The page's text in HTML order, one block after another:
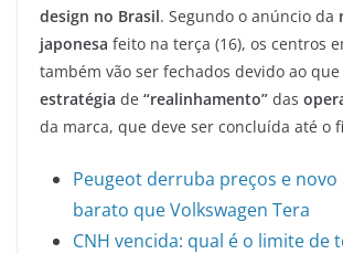
design no Brasil. Segundo o anúncio da
japonesa feito na terça (16), os centros
também vão ser fechados devido ao
estratégia de “realinhamento” das
da marca, que deve ser concluída até o
Peugeot derruba preços e novo
barato que Volkswagen Tera
CNH vencida: qual é o limite de